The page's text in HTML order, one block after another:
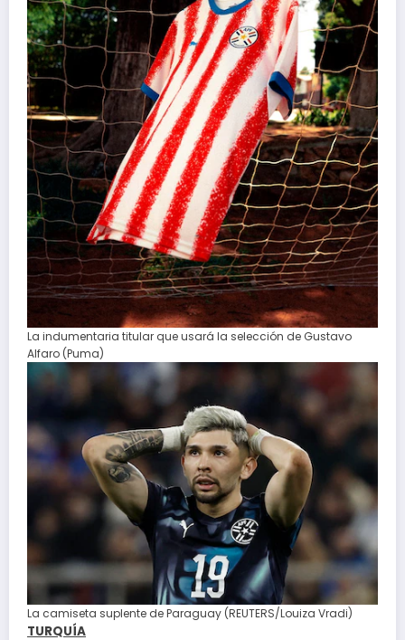
La indumentaria titular que usará la selección de Gustavo
Alfaro (Puma)
La camiseta suplente de Paraguay (REUTERS/Louiza Vradi)
TURQUÍA